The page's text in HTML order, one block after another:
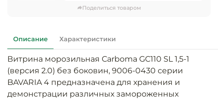
Барный
Оснащение
Поделиться товаром
Описание Характеристики
Витрина морозильная Carboma GC110 SL 1,5-1
(версия 2.0) без боковин, 9006-0430 серии
BAVARIA 4 предназначена для хранения и
демонстрации различных замороженных